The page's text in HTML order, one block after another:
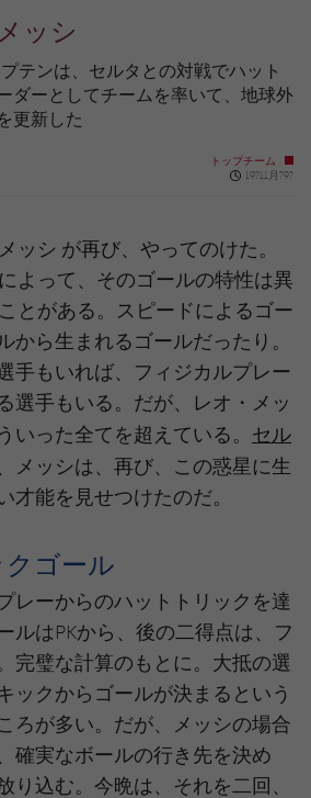
ッシ
テンは、セルタとの対戦でハット
ダーとしてチームを率いて、地球外
更新した
トップチーム
Published
19?11月?9?
ッシ が再び、やってのけた。
よって、そのゴールの特性は異
とがある。スピードによるゴー
から生まれるゴールだったり。
手もいれば、フィジカルプレー
選手もいる。だが、レオ・メッ
いった全てを超えている。 セル
、メッシは、再び、この惑星に生
才能を見せつけたのだ。
ゴール
レーからのハットトリックを達
ルはPKから、後の二得点は、フ
完璧な計算のもとに。大抵の選
ックからゴールが決まるという
ろが多い。だが、メッシの場合
確実なボールの行き先を決め
り込む。今晩は、それを二回、